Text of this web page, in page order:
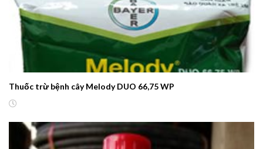
Thuốc trừ bệnh cây Melody DUO 66,75 WP